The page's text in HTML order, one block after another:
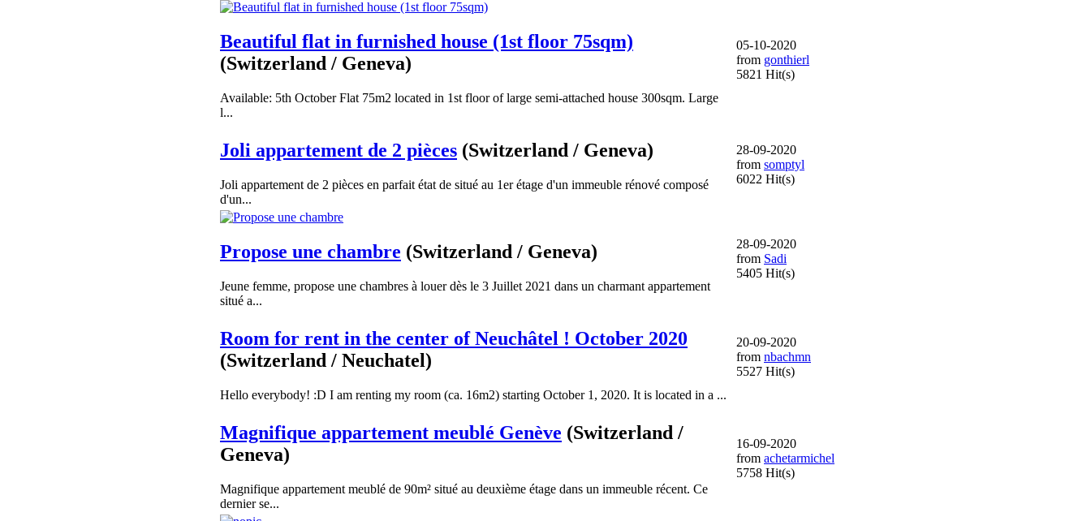
Beautiful flat in furnished house (1st floor 75sqm)
(Switzerland / Geneva)
Available: 5th October Flat 75m2 located in 1st floor of large semi-attached house 300sqm. Large
l...
05-10-2020
from gonthierl
5821 Hit(s)
Joli appartement de 2 pièces (Switzerland / Geneva)
Joli appartement de 2 pièces en parfait état de situé au 1er étage d'un immeuble rénové composé
d'un...
28-09-2020
from somptyl
6022 Hit(s)
Propose une chambre (Switzerland / Geneva)
Jeune femme, propose une chambres à louer dès le 3 Juillet 2021 dans un charmant appartement
situé a...
28-09-2020
from Sadi
5405 Hit(s)
Room for rent in the center of Neuchâtel ! October 2020
(Switzerland / Neuchatel)
Hello everybody! :D I am renting my room (ca. 16m2) starting October 1, 2020. It is located in a ...
20-09-2020
from nbachmn
5527 Hit(s)
Magnifique appartement meublé Genève (Switzerland /
Geneva)
Magnifique appartement meublé de 90m² situé au deuxième étage dans un immeuble récent. Ce
dernier se...
16-09-2020
from achetarmichel
5758 Hit(s)